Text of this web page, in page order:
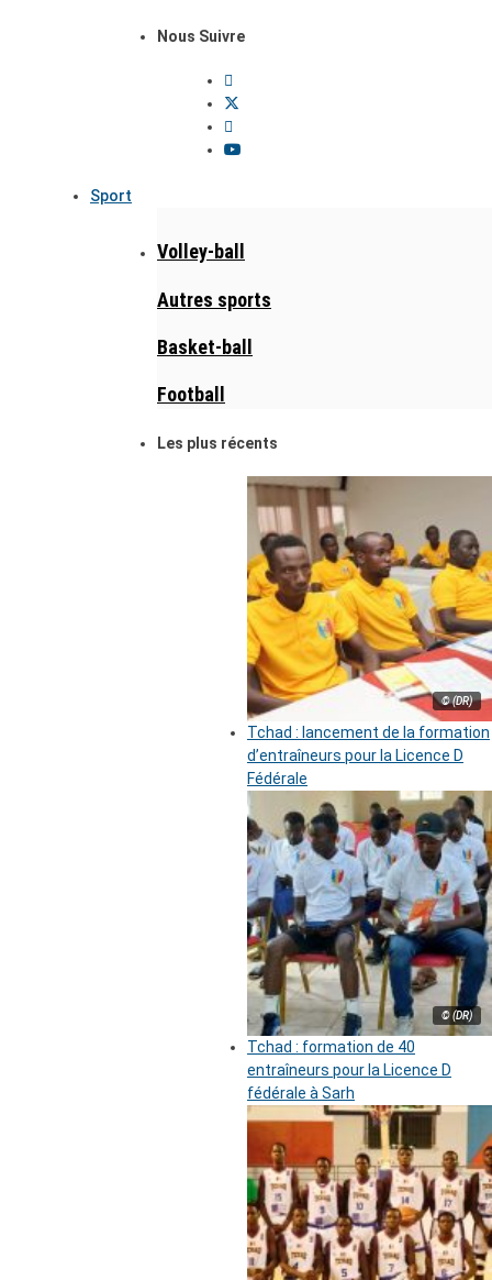
Nous Suivre
Sport
Volley-ball
Autres sports
Basket-ball
Football
Les plus récents
© (DR)
Tchad : lancement de la formation
d’entraîneurs pour la Licence D
Fédérale
© (DR)
Tchad : formation de 40
entraîneurs pour la Licence D
fédérale à Sarh